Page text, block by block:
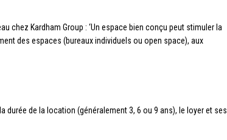
chez Kardham Group : ‘Un espace bien conçu peut stimuler la
des espaces (bureaux individuels ou open space), aux
de la location (généralement 3, 6 ou 9 ans), le loyer et ses